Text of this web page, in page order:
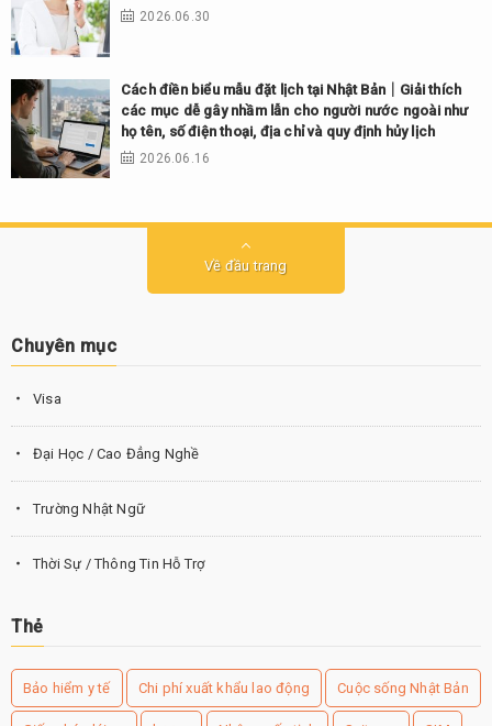
2026.06.30
Cách điền biểu mẫu đặt lịch tại Nhật Bản｜Giải thích
các mục dễ gây nhầm lẫn cho người nước ngoài như
họ tên, số điện thoại, địa chỉ và quy định hủy lịch
2026.06.16
Về đầu trang
Chuyên mục
Visa
Đại Học / Cao Đẳng Nghề
Trường Nhật Ngữ
Thời Sự / Thông Tin Hỗ Trợ
Thẻ
Bảo hiểm y tế Chi phí xuất khẩu lao động Cuộc sống Nhật Bản